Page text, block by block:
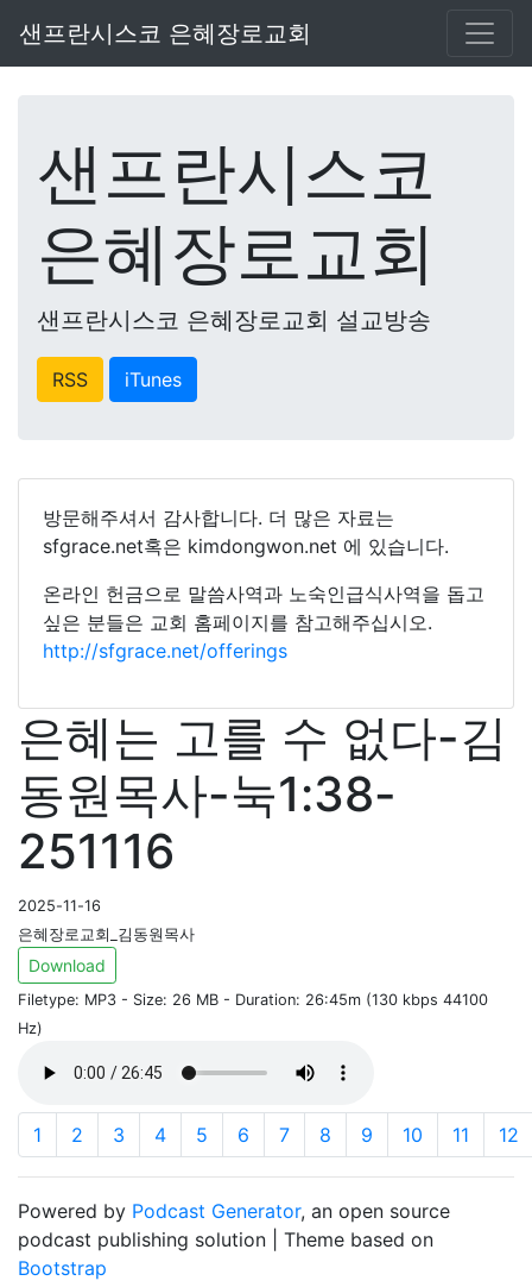
샌프란시스코 은혜장로교회
샌프란시스코
은혜장로교회
샌프란시스코 은혜장로교회 설교방송
RSS iTunes
방문해주셔서 감사합니다. 더 많은 자료는
sfgrace.net혹은 kimdongwon.net 에 있습니다.
온라인 헌금으로 말씀사역과 노숙인급식사역을 돕고
싶은 분들은 교회 홈페이지를 참고해주십시오.
http://sfgrace.net/offerings
은혜는 고를 수 없다-김
동원목사-눅1:38-
251116
2025-11-16
은혜장로교회_김동원목사
Download
Filetype: MP3 - Size: 26 MB - Duration: 26:45m (130 kbps 44100
Hz)
1 2 3 4 5 6 7 8 9 10 11 12
Powered by Podcast Generator, an open source
podcast publishing solution | Theme based on
Bootstrap